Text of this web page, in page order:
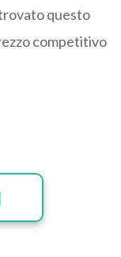
questo
competitivo